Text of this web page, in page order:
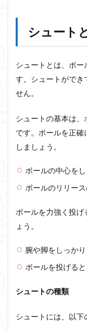
シュート
シュートとは、ボ
す。シュートができ
せん。
シュートの基本は、
です。ボールを正
しましょう。
ボールの中心を
ボールのリリー
ボールを力強く投げ
ょう。
腕や脚をしっか
ボールを投げる
シュートの種類
シュートには、以下